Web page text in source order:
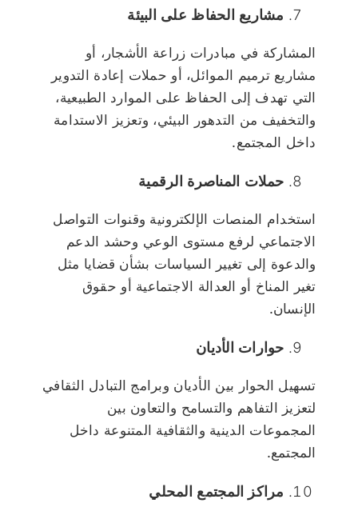
مشاريع الحفاظ على البيئة
المشاركة في مبادرات زراعة الأشجار، أو
مشاريع ترميم الموائل، أو حملات إعادة التدوير
التي تهدف إلى الحفاظ على الموارد الطبيعية،
والتخفيف من التدهور البيئي، وتعزيز الاستدامة
داخل المجتمع.
حملات المناصرة الرقمية
استخدام المنصات الإلكترونية وقنوات التواصل
الاجتماعي لرفع مستوى الوعي وحشد الدعم
والدعوة إلى تغيير السياسات بشأن قضايا مثل
تغير المناخ أو العدالة الاجتماعية أو حقوق
الإنسان.
حوارات الأديان
تسهيل الحوار بين الأديان وبرامج التبادل الثقافي
لتعزيز التفاهم والتسامح والتعاون بين
المجموعات الدينية والثقافية المتنوعة داخل
المجتمع.
مراكز المجتمع المحلي